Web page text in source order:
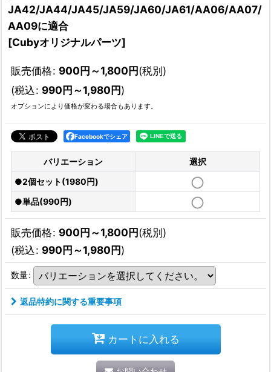
JA42/JA44/JA45/JA59/JA60/JA61/AA06/AA07/
AA09に適合
[Cubyオリジナルパーツ]
販売価格: 900円～1,800円(税別)
(税込: 990円～1,980円)
オプションにより価格が変わる場合もあります。
Facebookでシェア
バリエーション
選択
●2個セット(1980円)
●単品(990円)
販売価格: 900円～1,800円(税別)
(税込: 990円～1,980円)
数量:
返品特約に関する重要事項
カートに入れる